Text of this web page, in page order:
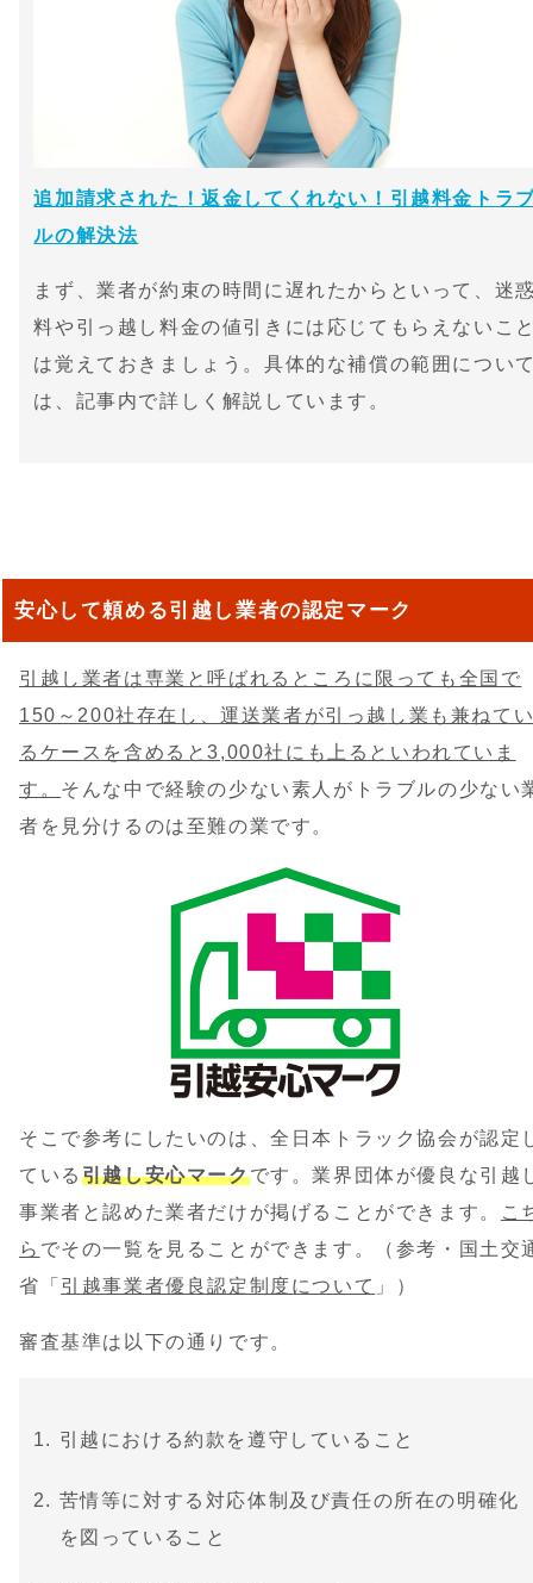
追加請求された！返金してくれない！引越料金トラ
ルの解決法
まず、業者が約束の時間に遅れたからといって、迷
料や引っ越し料金の値引きには応じてもらえないこ
は覚えておきましょう。具体的な補償の範囲につい
は、記事内で詳しく解説しています。
安心して頼める引越し業者の認定マーク
引越し業者は専業と呼ばれるところに限っても全国で
150～200社存在し、運送業者が引っ越し業も兼ねて
るケースを含めると3,000社にも上るといわれていま
す。 そんな中で経験の少ない素人がトラブルの少ない
者を見分けるのは至難の業です。
そこで参考にしたいのは、全日本トラック協会が認定
ている 引越し安心マークです。業界団体が優良な引越
事業者と認めた業者だけが掲げることができます。
こ
ら でその一覧を見ることができます。（参考・国土交
省「 引越事業者優良認定制度について 」）
審査基準は以下の通りです。
引越における約款を遵守していること
苦情等に対する対応体制及び責任の所在の明確化
を図っていること